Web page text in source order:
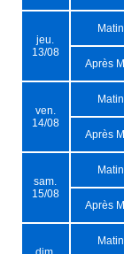
jeu.
13/08
Matin
Après
ven.
14/08
Matin
Après
sam.
15/08
Matin
Après
Matin